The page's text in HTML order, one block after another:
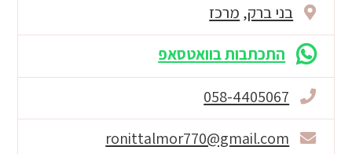
בני ברק, מרכז
התכתבות בוואטסאפ
058-4405067
ronittalmor770@gmail.com